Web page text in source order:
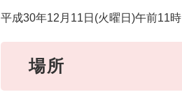
平成30年12月11日(火曜日)午前11時
場所